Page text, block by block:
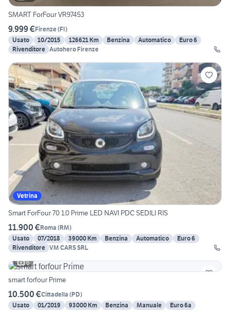
SMART ForFour VR97453
9.999 €Firenze(FI)
Usato
10/2015 126621 Km Benzina Automatico
Euro 6
Rivenditore Autohero Firenze
Vetrina
Smart ForFour 70 1.0 Prime LED NAVI PDC SEDILI RIS
11.900 €Roma (RM)
Usato
07/2018 39000 Km Benzina Automatico
Euro 6
Rivenditore VM CARS SRL
6
smart forfour Prime
10.500 €Cittadella (PD)
Usato
01/2019 93000 Km Benzina Manuale
Euro 6a